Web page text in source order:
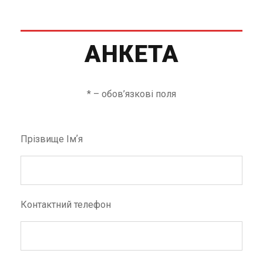
АНКЕТА
* – обов’язкові поля
Прізвище Імʼя
Контактний телефон